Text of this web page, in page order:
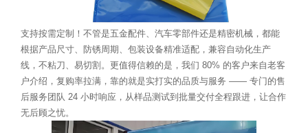
支持按需定制！不管是五金配件、汽车零部件还是精密机械，都能
根据产品尺寸、防锈周期、包装设备精准适配，兼容自动化生产
线，不粘刀、易切割。更值得信赖的是，我们 80% 的客户来自老客
户介绍，复购率拉满，靠的就是实打实的品质与服务 —— 专门的售
后服务团队 24 小时响应，从样品测试到批量交付全程跟进，让合作
无后顾之忧。